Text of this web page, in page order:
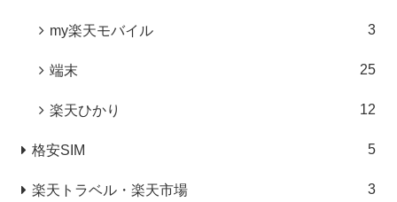
my楽天モバイル 3
端末 25
楽天ひかり 12
格安SIM 5
楽天トラベル・楽天市場 3